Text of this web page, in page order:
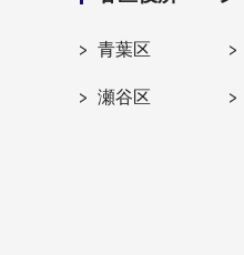
青葉区
瀬谷区